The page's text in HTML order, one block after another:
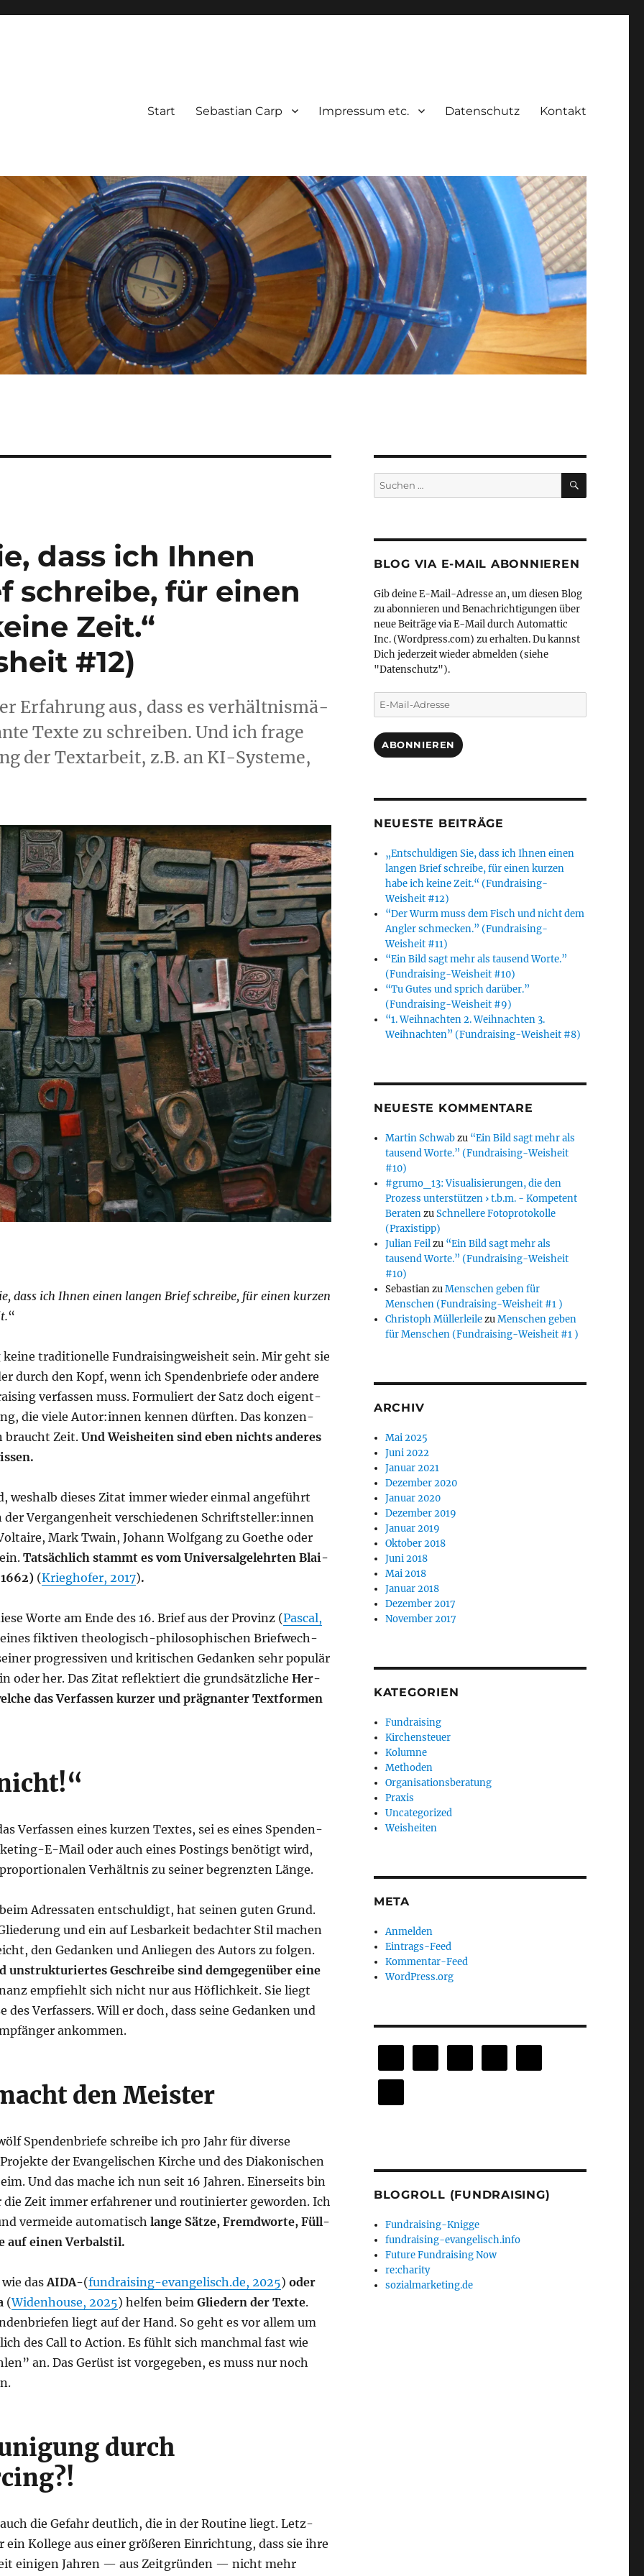
Start Sebastian Carp Impressum etc. Datenschutz Kontakt
dass ich Ihnen
schreibe, für einen
Zeit.“
#12)
Erfah­rung aus, dass es ver­hält­nis­mä­
Tex­te zu schrei­ben. Und ich fra­ge
der Text­ar­beit, z.B. an KI-Sys­te­me,
dass ich Ihnen einen lan­gen Brief schrei­be, für einen kur­zen
“
kei­ne tra­di­tio­nel­le Fund­rai­sin­g­weis­heit sein. Mir geht sie
durch den Kopf, wenn ich Spen­den­brie­fe oder ande­re
ver­fas­sen muss. For­mu­liert der Satz doch eigent­
die vie­le Autor:innen ken­nen dürf­ten. Das kon­zen­
braucht Zeit. Und Weis­hei­ten sind eben nichts ande­res
wes­halb die­ses Zitat immer wie­der ein­mal ange­führt
der Ver­gan­gen­heit ver­schie­de­nen Schriftsteller:innen
Mark Twa­in, Johann Wolf­gang zu Goe­the oder
Tat­säch­lich stammt es vom Uni­ver­sal­ge­lehr­ten Blai­
(Krieg­ho­fer, 2017).
Wor­te am Ende des 16. Brief aus der Pro­vinz (Pas­cal,
eines fik­ti­ven theo­lo­gisch-phi­lo­so­phi­schen Brief­wech­
pro­gres­si­ven und kri­ti­schen Gedan­ken sehr popu­lär
oder her. Das Zitat reflek­tiert die grund­sätz­li­che Her­
das Ver­fas­sen kur­zer und prä­gnan­ter Text­for­men
Ver­fas­sen eines kur­zen Tex­tes, sei es eines Spen­den­
E-Mail oder auch eines Pos­tings benö­tigt wird,
Ver­hält­nis zu sei­ner begrenz­ten Länge.
beim Adres­sa­ten ent­schul­digt, hat sei­nen guten Grund.
und ein auf Les­bar­keit bedach­ter Stil machen
den Gedan­ken und Anlie­gen des Autors zu fol­gen.
unstruk­tu­rier­tes Geschrei­be sind dem­ge­gen­über eine
emp­fiehlt sich nicht nur aus Höf­lich­keit. Sie liegt
des Ver­fas­sers. Will er doch, dass sei­ne Gedan­ken und
ankommen.
den Meister
Spen­den­brie­fe schrei­be ich pro Jahr für diver­se
der Evan­ge­li­schen Kir­che und des Dia­ko­ni­schen
Und das mache ich nun seit 16 Jah­ren. Einer­seits bin
die Zeit immer erfah­re­ner und rou­ti­nier­ter gewor­den. Ich
ver­mei­de auto­ma­tisch lan­ge Sät­ze, Fremd­wor­te, Füll­
auf einen Verbalstil.
dasAIDA-(fundraising-evangelisch.de, 2025) oder
(Widen­house, 2025) hel­fen beim Glie­dern der Tex­te.
liegt auf der Hand. So geht es vor allem um
des Call to Action. Es fühlt sich manch­mal fast wie
an. Das Gerüst ist vor­ge­ge­ben, es muss nur noch
durch
die Gefahr deut­lich, die in der Rou­ti­ne liegt. Letz­
ein Kol­le­ge aus einer grö­ße­ren Ein­rich­tung, dass sie ihre
eini­gen Jah­ren — aus Zeit­grün­den — nicht mehr
Suche
nach:
SUCHEN
BLOG VIA E-MAIL ABONNIEREN
Gib deine E-Mail-Adresse an, um diesen Blog
zu abonnieren und Benachrichtigungen über
neue Beiträge via E-Mail durch Automattic
Inc. (Wordpress.com) zu erhalten. Du kannst
Dich jederzeit wieder abmelden (siehe
"Datenschutz").
E-
Mail-
ABONNIEREN
NEUESTE BEITRÄGE
„Entschuldigen Sie, dass ich Ihnen einen
langen Brief schreibe, für einen kurzen
habe ich keine Zeit.“ (Fundraising-
Weisheit #12)
“Der Wurm muss dem Fisch und nicht dem
Angler schmecken.” (Fundraising-
Weisheit #11)
“Ein Bild sagt mehr als tausend Worte.”
(Fundraising-Weisheit #10)
“Tu Gutes und sprich darüber.”
(Fundraising-Weisheit #9)
“1. Weihnachten 2. Weihnachten 3.
Weihnachten” (Fundraising-Weisheit #8)
NEUESTE KOMMENTARE
Martin Schwabzu “Ein Bild sagt mehr als
tausend Worte.” (Fundraising-Weisheit
#10)
#grumo_13: Visualisierungen, die den
Prozess unterstützen › t.b.m. - Kompetent
BeratenzuSchnellere Fotoprotokolle
(Praxistipp)
Julian Feilzu “Ein Bild sagt mehr als
tausend Worte.” (Fundraising-Weisheit
#10)
SebastianzuMenschen geben für
Menschen (Fundraising-Weisheit #1 )
Christoph MüllerleilezuMenschen geben
für Menschen (Fundraising-Weisheit #1 )
ARCHIV
Mai 2025
Juni 2022
Januar 2021
Dezember 2020
Januar 2020
Dezember 2019
Januar 2019
Oktober 2018
Juni 2018
Mai 2018
Januar 2018
Dezember 2017
November 2017
KATEGORIEN
Fundraising
Kirchensteuer
Kolumne
Methoden
Organisationsberatung
Praxis
Uncategorized
Weisheiten
META
Anmelden
Eintrags-Feed
Kommentar-Feed
WordPress.org
BLOGROLL (FUNDRAISING)
Fundraising-Knigge
fundraising-evangelisch.info
Future Fundraising Now
re:charity
sozialmarketing.de